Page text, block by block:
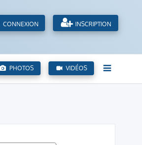
CONNEXION INSCRIPTION
PHOTOS VIDÉOS